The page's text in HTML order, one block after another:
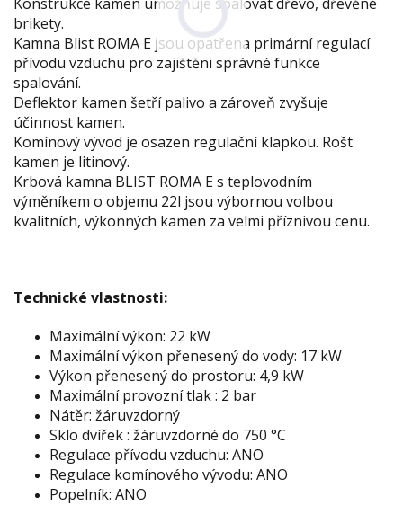
brikety.
Kamna Blist ROMA E jsou opatřena primární regulací
přívodu vzduchu pro zajištění správné funkce
spalování.
Deflektor kamen šetří palivo a zároveň zvyšuje
účinnost kamen.
Komínový vývod je osazen regulační klapkou. Rošt
kamen je litinový.
Krbová kamna BLIST ROMA E s teplovodním
výměníkem o objemu 22l jsou výbornou volbou
kvalitních, výkonných kamen za velmi příznivou cenu.
Technické vlastnosti:
Maximální výkon: 22 kW
Maximální výkon přenesený do vody: 17 kW
Výkon přenesený do prostoru: 4,9 kW
Maximální provozní tlak : 2 bar
Nátěr: žáruvzdorný
Sklo dvířek : žáruvzdorné do 750 °C
Regulace přívodu vzduchu: ANO
Regulace komínového vývodu: ANO
Popelník: ANO